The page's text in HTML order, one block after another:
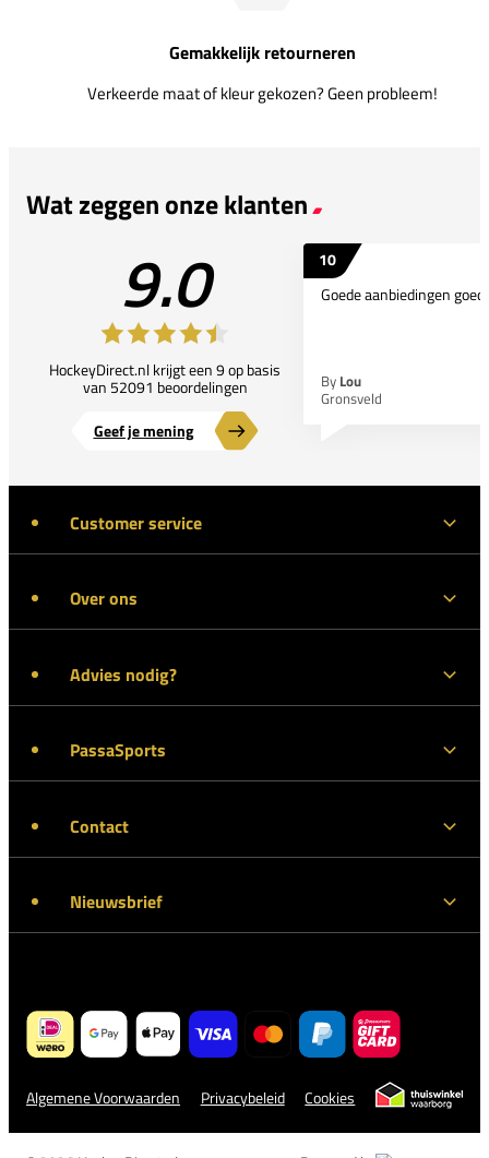
Gemakkelijk retourneren
Verkeerde maat of kleur gekozen? Geen probleem!
Wat zeggen onze klanten
9.0
HockeyDirect.nl krijgt een 9 op basis
van 52091 beoordelingen
Geef je mening
10
Goede aanbiedingen
By Lou
Gronsveld
Customer service
Over ons
Advies nodig?
PassaSports
Contact
Nieuwsbrief
Algemene Voorwaarden Privacybeleid Cookies